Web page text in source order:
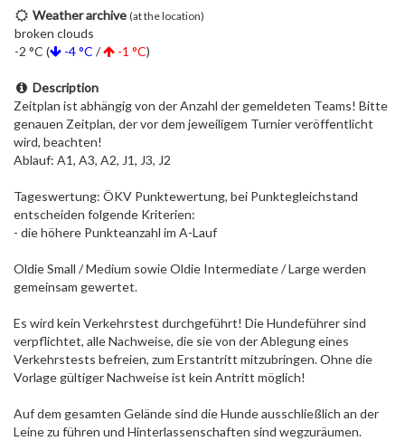
Weather archive (at the location)
broken clouds
-2 °C (
-4 °C / -1 °C)
Description
Zeitplan ist abhängig von der Anzahl der gemeldeten Teams! Bitte
genauen Zeitplan, der vor dem jeweiligem Turnier veröffentlicht
wird, beachten!
Ablauf: A1, A3, A2, J1, J3, J2
Tageswertung: ÖKV Punktewertung, bei Punktegleichstand
entscheiden folgende Kriterien:
- die höhere Punkteanzahl im A-Lauf
Oldie Small / Medium sowie Oldie Intermediate / Large werden
gemeinsam gewertet.
Es wird kein Verkehrstest durchgeführt! Die Hundeführer sind
verpflichtet, alle Nachweise, die sie von der Ablegung eines
Verkehrstests befreien, zum Erstantritt mitzubringen. Ohne die
Vorlage gültiger Nachweise ist kein Antritt möglich!
Auf dem gesamten Gelände sind die Hunde ausschließlich an der
Leine zu führen und Hinterlassenschaften sind wegzuräumen.